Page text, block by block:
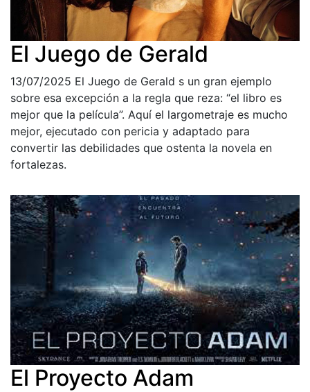
El Juego de Gerald
13/07/2025 El Juego de Gerald s un gran ejemplo
sobre esa excepción a la regla que reza: “el libro es
mejor que la película”. Aquí el largometraje es mucho
mejor, ejecutado con pericia y adaptado para
convertir las debilidades que ostenta la novela en
fortalezas.
El Proyecto Adam